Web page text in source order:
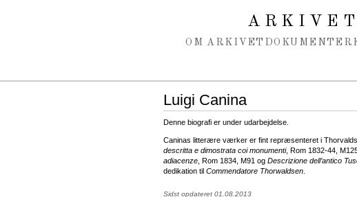
OM ARKIVET DOKUMENTER
Luigi Canina
Denne biografi er under udarbejdelse.
Caninas litterære værker er fint repræsenteret i
descritta e dimostrata coi monumenti, Rom 1832-44,
adiacenze , Rom 1834, M91 og Descrizione dell’antico
dedikation til Commendatore Thorwaldsen
Sidst opdateret 01.08.2013